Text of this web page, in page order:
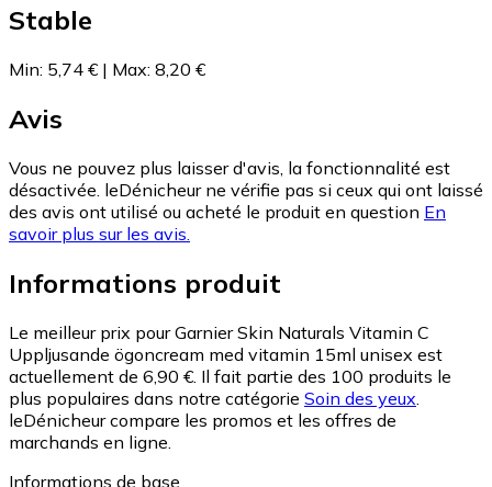
Stable
Min: 5,74 € | Max: 8,20 €
Avis
Vous ne pouvez plus laisser d'avis, la fonctionnalité est
désactivée. leDénicheur ne vérifie pas si ceux qui ont laissé
des avis ont utilisé ou acheté le produit en question En
savoir plus sur les avis.
Informations produit
Le meilleur prix pour Garnier Skin Naturals Vitamin C
Uppljusande ögoncream med vitamin 15ml unisex est
actuellement de 6,90 €. Il fait partie des 100 produits le
plus populaires dans notre catégorie Soin des yeux
leDénicheur compare les promos et les offres de
marchands en ligne.
Informations de base